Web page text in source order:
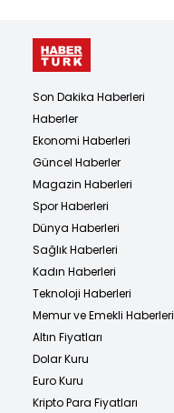
Son Dakika Haberleri
Haberler
Ekonomi Haberleri
Güncel Haberler
Magazin Haberleri
Spor Haberleri
Dünya Haberleri
Sağlık Haberleri
Kadın Haberleri
Teknoloji Haberleri
Memur ve Emekli Haberleri
Altın Fiyatları
Dolar Kuru
Euro Kuru
Kripto Para Fiyatları